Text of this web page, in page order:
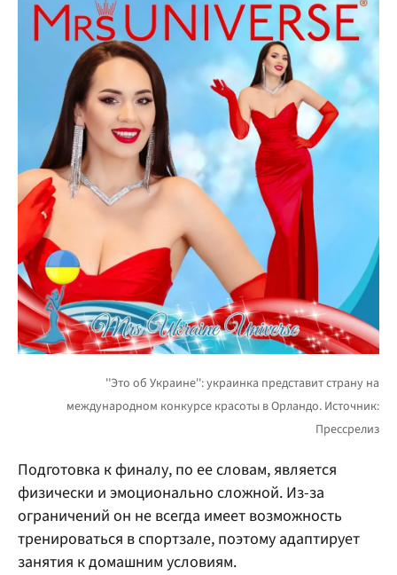
Подготовка к финалу, по ее словам, является
физически и эмоционально сложной. Из-за
ограничений он не всегда имеет возможность
тренироваться в спортзале, поэтому адаптирует
занятия к домашним условиям.